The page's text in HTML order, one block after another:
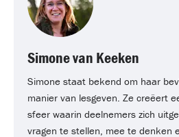
Simone van Keeken
Simone staat bekend om haar
manier van lesgeven. Ze creëert
sfeer waarin deelnemers zich
vragen te stellen, mee te denken